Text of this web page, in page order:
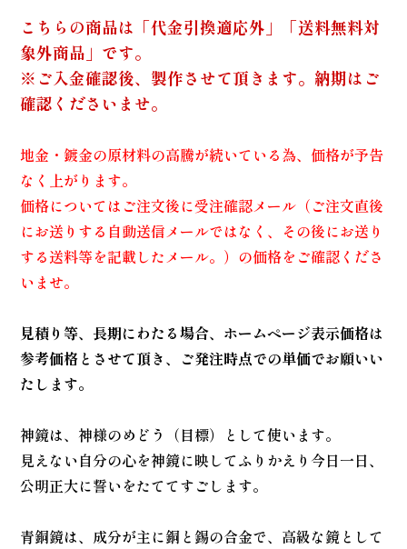
こちらの商品は「代金引換適応外」「送料無料対
象外商品」です。
※ご入金確認後、製作させて頂きます。納期はご
確認くださいませ。
地金・鍍金の原材料の高騰が続いている為、価格が予告
なく上がります。
価格についてはご注文後に受注確認メール（ご注文直後
にお送りする自動送信メールではなく、その後にお送り
する送料等を記載したメール。）の価格をご確認くださ
いませ。
見積り等、長期にわたる場合、ホームページ表示価格は
参考価格とさせて頂き、ご発注時点での単価でお願いい
たします。
神鏡は、神様のめどう（目標）として使います。
見えない自分の心を神鏡に映してふりかえり今日一日、
公明正大に誓いをたててすごします。
青銅鏡は、成分が主に銅と錫の合金で、高級な鏡として